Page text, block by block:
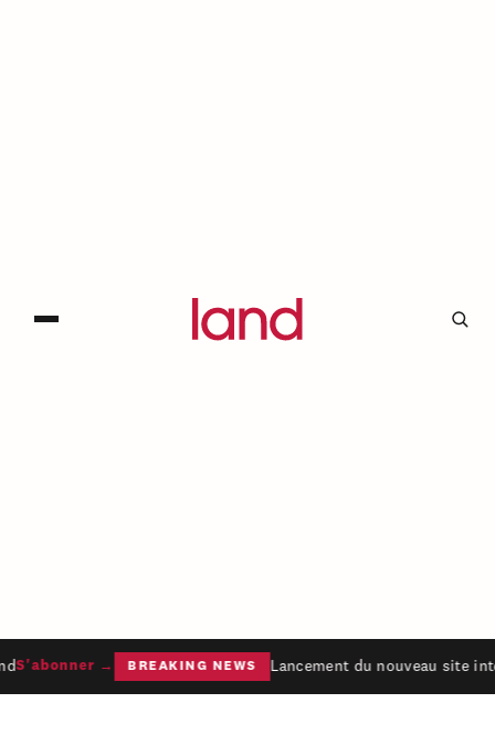
S'abonner → BREAKING NEWS Lancement du nouveau site